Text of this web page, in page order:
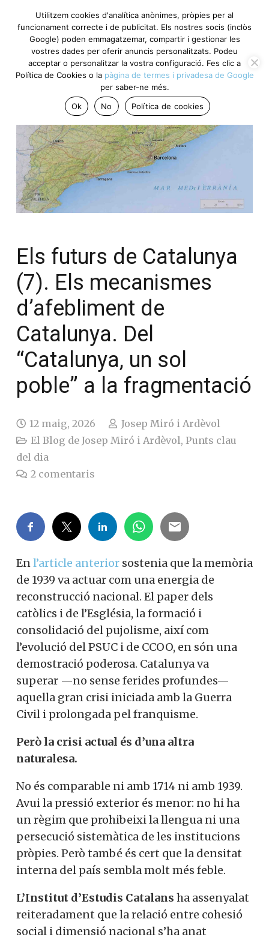
Els futurs de Catalunya
(7). Els mecanismes
d’afebliment de
Catalunya. Del
“Catalunya, un sol
poble” a la fragmentació
12 maig, 2026
Josep Miró i Ardèvol
El Blog de Josep Miró i Ardèvol,Punts clau
del dia
2 comentaris
Enl’article anterior sostenia que la memòria
de 1939 va actuar com una energia de
reconstrucció nacional. El paper dels
catòlics i de l’Església, la formació i
consolidació del pujolisme, així com
l’evolució del PSUC i de CCOO, en són una
demostració poderosa. Catalunya va
superar —no sense ferides profundes—
aquella gran crisi iniciada amb la Guerra
Civil i prolongada pel franquisme.
Però la crisi actual és d’una altra
naturalesa.
No és comparable ni amb 1714 ni amb 1939.
Avui la pressió exterior és menor: no hi ha
un règim que prohibeixi la llengua ni una
persecució sistemàtica de les institucions
pròpies. Però també és cert que la densitat
interna del país sembla molt més feble.
L’Institut d’Estudis Catalans ha assenyalat
reiteradament que la relació entre cohesió
social i dimensió nacional s’ha anat
Utilitzem cookies d'analítica anònimes, pròpies per al
funcionament correcte i de publicitat. Els nostres socis (inclòs
Google) poden emmagatzemar, compartir i gestionar les
vostres dades per oferir anuncis personalitzats. Podeu
acceptar o personalitzar la vostra configuració. Fes clic a
Política de Cookies o la pàgina de termes i privadesa de Google
per saber-ne més.
Ok
No Política de cookies